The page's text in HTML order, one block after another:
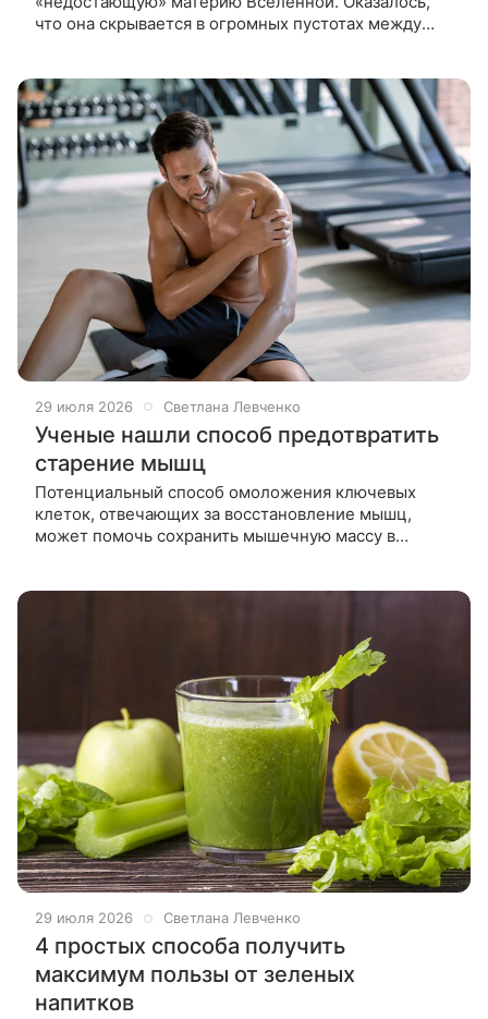
что она скрывается в огромных пустотах между
29 июля 2026 Светлана Левченко
Ученые нашли способ предотвратить
старение мышц
Потенциальный способ омоложения ключевых
клеток, отвечающих за восстановление мышц,
может помочь сохранить мышечную массу в
29 июля 2026 Светлана Левченко
4 простых способа получить
максимум пользы от зеленых
напитков